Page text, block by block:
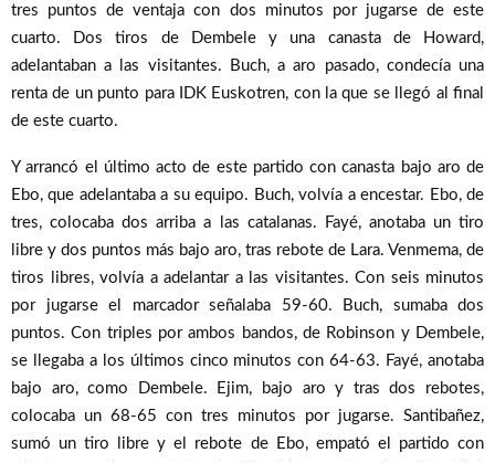
tres puntos de ventaja con dos minutos por jugarse de este
cuarto. Dos tiros de Dembele y una canasta de Howard,
adelantaban a las visitantes. Buch, a aro pasado, condecía una
renta de un punto para IDK Euskotren, con la que se llegó al final
de este cuarto.
Y arrancó el último acto de este partido con canasta bajo aro de
Ebo, que adelantaba a su equipo. Buch, volvía a encestar. Ebo, de
tres, colocaba dos arriba a las catalanas. Fayé, anotaba un tiro
libre y dos puntos más bajo aro, tras rebote de Lara. Venmema, de
tiros libres, volvía a adelantar a las visitantes. Con seis minutos
por jugarse el marcador señalaba 59-60. Buch, sumaba dos
puntos. Con triples por ambos bandos, de Robinson y Dembele,
se llegaba a los últimos cinco minutos con 64-63. Fayé, anotaba
bajo aro, como Dembele. Ejim, bajo aro y tras dos rebotes,
colocaba un 68-65 con tres minutos por jugarse. Santibañez,
sumó un tiro libre y el rebote de Ebo, empató el partido con